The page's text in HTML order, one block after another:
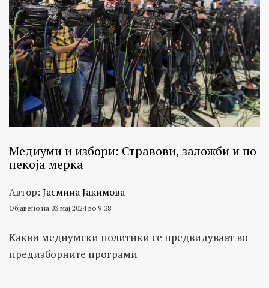
Медиуми и избори: Стравови, заложби и по
некоја мерка
Автор: Јасмина Јакимова
Објавено на 03 мај 2024 во 9:38
Кaкви медиумски политики се предвидуваат во
предизборните програми